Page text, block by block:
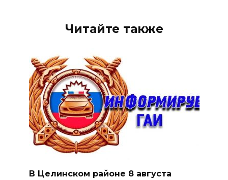
Читайте также
В Целинском районе 8 августа